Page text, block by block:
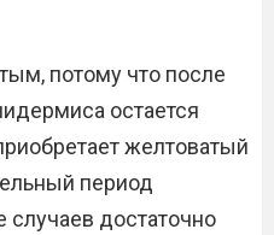
потому что после
остается
желтоватый
период
достаточно